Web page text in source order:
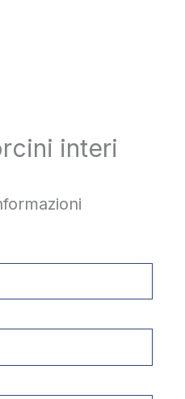
interi